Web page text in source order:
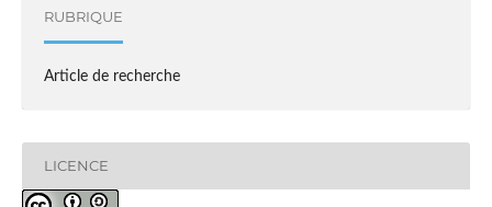
RUBRIQUE
Article de recherche
LICENCE